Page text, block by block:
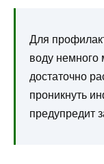
Для
воду немного
достаточно
проникнуть
предупредит